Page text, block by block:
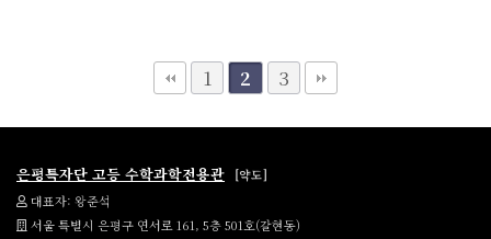
1 2 3
은평특자단 고등 수학과학전용관
[약도]
대표자: 왕준석
서울 특별시 은평구 연서로 161, 5층 501호(갈현동)